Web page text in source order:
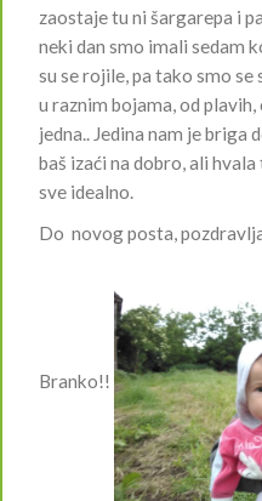
zaostaje tu ni šargarepa i
neki dan smo imali sedam
su se rojile, pa tako smo
u raznim bojama, od
jedna.. Jedina nam je
baš izaći na dobro, ali
sve idealno.
Do novog posta,
Branko!!